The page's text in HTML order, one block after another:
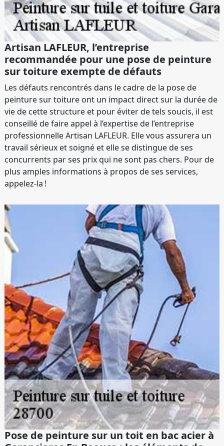
Artisan LAFLEUR, l’entreprise
recommandée pour une pose de peinture
sur toiture exempte de défauts
Les défauts rencontrés dans le cadre de la pose de
peinture sur toiture ont un impact direct sur la durée de
vie de cette structure et pour éviter de tels soucis, il est
conseillé de faire appel à l’expertise de l’entreprise
professionnelle Artisan LAFLEUR. Elle vous assurera un
travail sérieux et soigné et elle se distingue de ses
concurrents par ses prix qui ne sont pas chers. Pour de
plus amples informations à propos de ses services,
appelez-la !
Pose de peinture sur un toit en bac acier à